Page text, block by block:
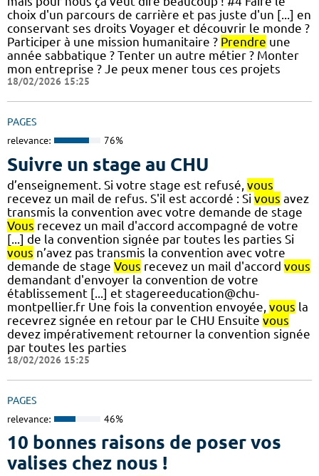
choix d'un parcours de carrière et pas juste d'un [...] en
conservant ses droits Voyager et découvrir le monde ?
Participer à une mission humanitaire ? Prendre une
année sabbatique ? Tenter un autre métier ? Monter
mon entreprise ? Je peux mener tous ces projets
18/02/2026 15:25
PAGES
relevance: 76%
Suivre un stage au CHU
d’enseignement. Si votre stage est refusé, vous
recevez un mail de refus. S'il est accordé : Si vous avez
transmis la convention avec votre demande de stage
Vous recevez un mail d'accord accompagné de votre
[...] de la convention signée par toutes les parties Si
vous n’avez pas transmis la convention avec votre
demande de stage Vous recevez un mail d'accord vous
demandant d'envoyer la convention de votre
établissement [...] et stagereeducation@chu-
montpellier.fr Une fois la convention envoyée, vous la
recevrez signée en retour par le CHU Ensuite vous
devez impérativement retourner la convention signée
par toutes les parties
18/02/2026 15:25
PAGES
relevance: 46%
10 bonnes raisons de poser vos
valises chez nous !